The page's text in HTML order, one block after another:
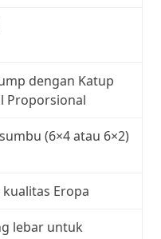
dengan Katup
Proporsional
(6×4 atau 6×2)
kualitas Eropa
lebar untuk